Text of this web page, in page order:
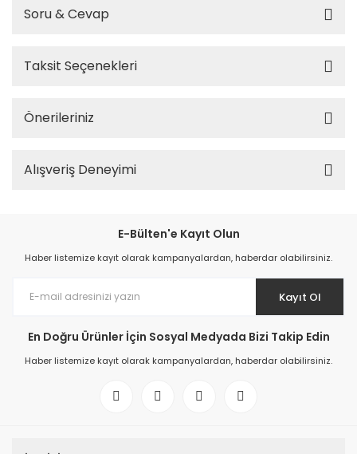
Soru & Cevap
Taksit Seçenekleri
Önerileriniz
Alışveriş Deneyimi
E-Bülten'e Kayıt Olun
Haber listemize kayıt olarak kampanyalardan, haberdar olabilirsiniz.
Kayıt Ol
En Doğru Ürünler İçin Sosyal Medyada Bizi Takip Edin
Haber listemize kayıt olarak kampanyalardan, haberdar olabilirsiniz.